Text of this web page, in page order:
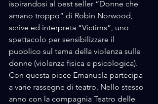
ispirandosi al best seller “Donne che
amano troppo” di Robin Norwood,
scrive ed interpreta “Victims”, uno
spettacolo per sensibilizzare il
pubblico sul tema della violenza sulle
donne (violenza fisica e psicologica).
Con questa piece Emanuela partecipa
a varie rassegne di teatro. Nello stesso
anno con la compagnia Teatro delle